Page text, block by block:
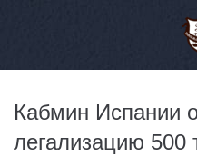
Кабмин Испании
легализацию 500